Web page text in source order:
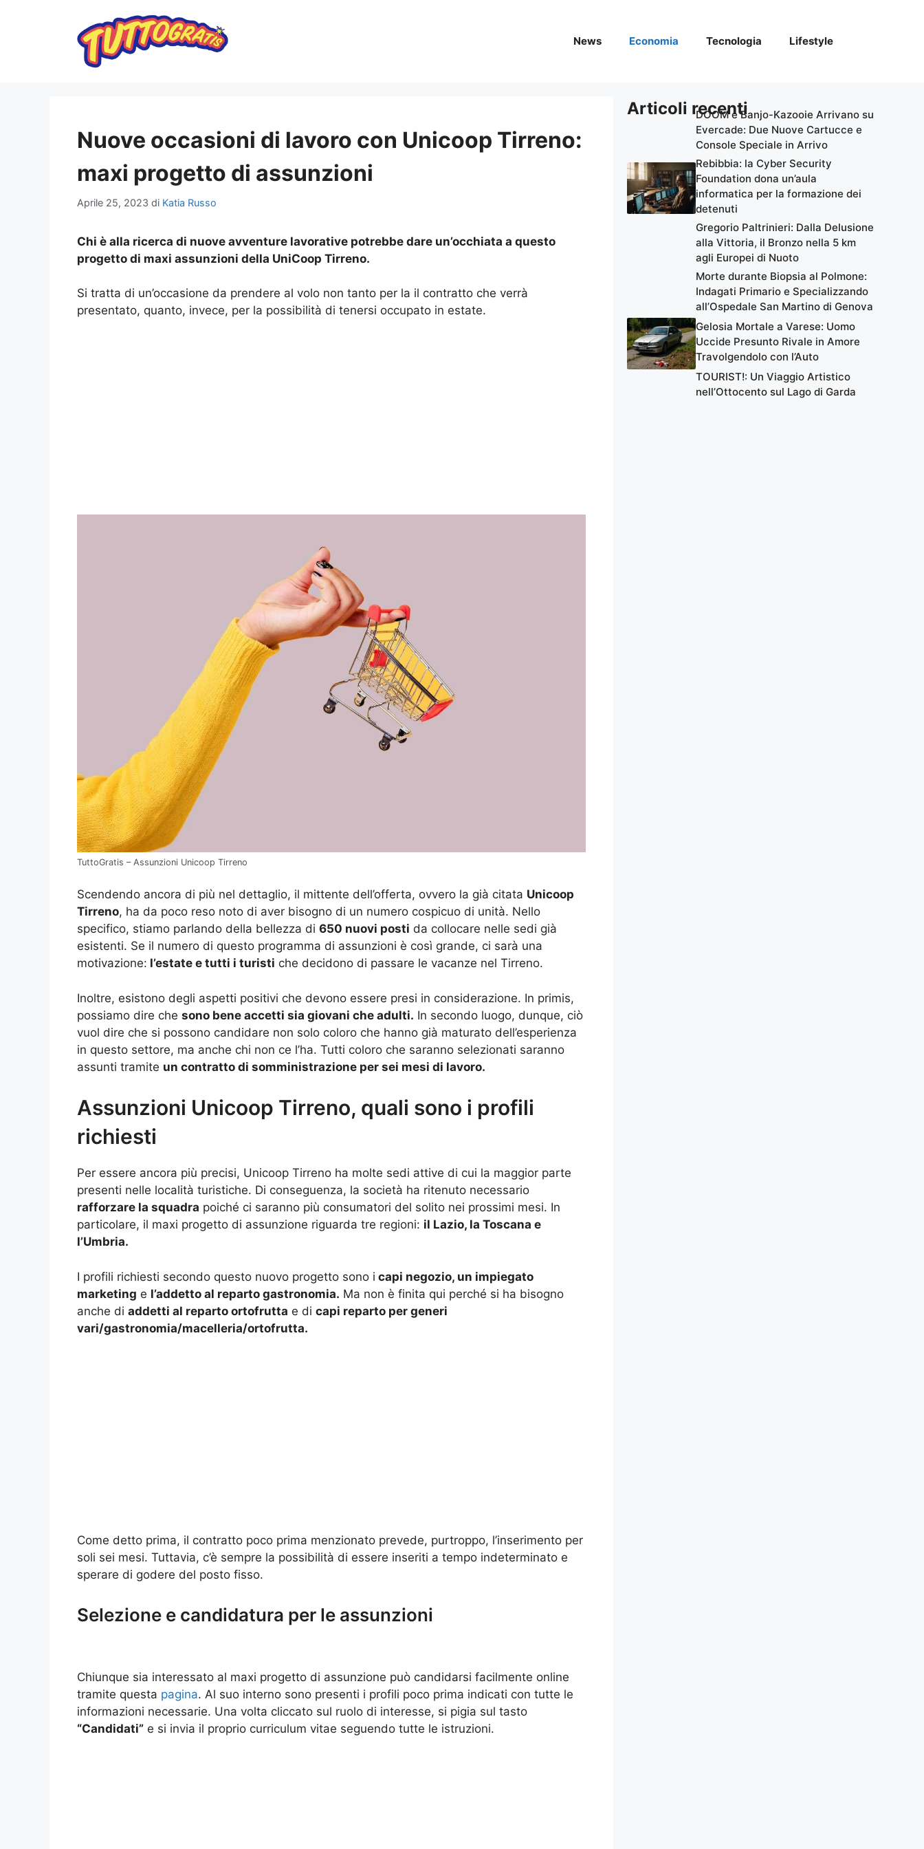
News Economia Tecnologia Lifestyle
Nuove occasioni di lavoro con Unicoop Tirreno:
maxi progetto di assunzioni
Aprile 25, 2023 di Katia Russo
Chi è alla ricerca di nuove avventure lavorative potrebbe dare un’occhiata a questo
progetto di maxi assunzioni della UniCoop Tirreno.
Si tratta di un’occasione da prendere al volo non tanto per la il contratto che verrà
presentato, quanto, invece, per la possibilità di tenersi occupato in estate.
TuttoGratis – Assunzioni Unicoop Tirreno
Scendendo ancora di più nel dettaglio, il mittente dell’offerta, ovvero la già citata Unicoop
Tirreno, ha da poco reso noto di aver bisogno di un numero cospicuo di unità. Nello
specifico, stiamo parlando della bellezza di 650 nuovi posti da collocare nelle sedi già
esistenti. Se il numero di questo programma di assunzioni è così grande, ci sarà una
motivazione: l’estate e tutti i turisti che decidono di passare le vacanze nel Tirreno.
Inoltre, esistono degli aspetti positivi che devono essere presi in considerazione. In primis,
possiamo dire che sono bene accetti sia giovani che adulti. In secondo luogo, dunque, ciò
vuol dire che si possono candidare non solo coloro che hanno già maturato dell’esperienza
in questo settore, ma anche chi non ce l’ha. Tutti coloro che saranno selezionati saranno
assunti tramite un contratto di somministrazione per sei mesi di lavoro.
Assunzioni Unicoop Tirreno, quali sono i profili
richiesti
Per essere ancora più precisi, Unicoop Tirreno ha molte sedi attive di cui la maggior parte
presenti nelle località turistiche. Di conseguenza, la società ha ritenuto necessario
rafforzare la squadra poiché ci saranno più consumatori del solito nei prossimi mesi. In
particolare, il maxi progetto di assunzione riguarda tre regioni: il Lazio, la Toscana e
l’Umbria.
I profili richiesti secondo questo nuovo progetto sono i capi negozio, un impiegato
marketing e l’addetto al reparto gastronomia. Ma non è finita qui perché si ha bisogno
anche di addetti al reparto ortofrutta e di capi reparto per generi
vari/gastronomia/macelleria/ortofrutta.
Come detto prima, il contratto poco prima menzionato prevede, purtroppo, l’inserimento per
soli sei mesi. Tuttavia, c’è sempre la possibilità di essere inseriti a tempo indeterminato e
sperare di godere del posto fisso.
Selezione e candidatura per le assunzioni
Chiunque sia interessato al maxi progetto di assunzione può candidarsi facilmente online
tramite questa pagina. Al suo interno sono presenti i profili poco prima indicati con tutte le
informazioni necessarie. Una volta cliccato sul ruolo di interesse, si pigia sul tasto
“Candidati” e si invia il proprio curriculum vitae seguendo tutte le istruzioni.
Articoli recentiDOOM e Banjo-Kazooie Arrivano su
Evercade: Due Nuove Cartucce e
Console Speciale in Arrivo
Rebibbia: la Cyber Security
Foundation dona un’aula
informatica per la formazione dei
detenuti
Gregorio Paltrinieri: Dalla Delusione
alla Vittoria, il Bronzo nella 5 km
agli Europei di Nuoto
Morte durante Biopsia al Polmone:
Indagati Primario e Specializzando
all’Ospedale San Martino di Genova
Gelosia Mortale a Varese: Uomo
Uccide Presunto Rivale in Amore
Travolgendolo con l’Auto
TOURIST!: Un Viaggio Artistico
nell’Ottocento sul Lago di Garda